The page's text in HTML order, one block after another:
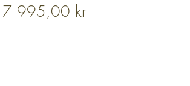
7 995,00 krPris